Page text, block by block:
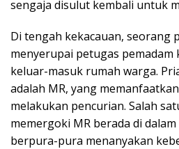
sengaja disulut kembali untuk
Di tengah kekacauan, seorang
menyerupai petugas
keluar-masuk rumah warga.
adalah MR, yang
melakukan pencurian. Salah
memergoki MR berada di
berpura-pura menanyakan